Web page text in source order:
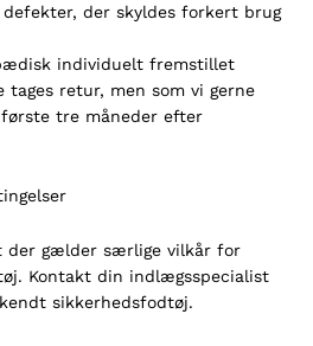
der skyldes forkert brug
individuelt fremstillet
retur, men som vi gerne
tre måneder efter
der gælder særlige vilkår for
Kontakt din indlægsspecialist
sikkerhedsfodtøj.